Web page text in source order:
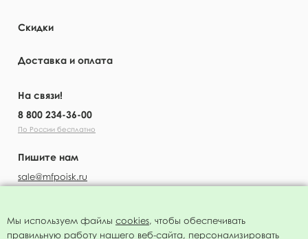
Скидки
Доставка и оплата
На связи!
8 800 234-36-00
По России бесплатно
Пишите нам
sale@mfpoisk.ru
УЗНАВАЙТЕ ПЕРВЫМИ О НОВОСТЯХ
Мы используем файлы cookies, чтобы обеспечивать
правильную работу нашего веб-сайта, персонализировать